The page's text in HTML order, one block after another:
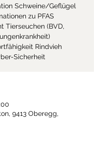
Schweine/Geflügel
zu PFAS
Tierseuchen (BVD,
Rindvieh
Sicherheit
9413 Oberegg,